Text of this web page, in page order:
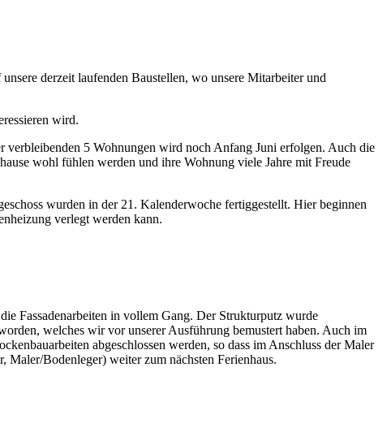
derzeit laufenden Baustellen, wo unsere Mitarbeiter und
wird.
verbleibenden 5 Wohnungen wird noch Anfang Juni erfolgen. Auch die
wohl fühlen werden und ihre Wohnung viele Jahre mit Freude
wurden in der 21. Kalenderwoche fertiggestellt. Hier beginnen
verlegt werden kann.
Fassadenarbeiten in vollem Gang. Der Strukturputz wurde
welches wir vor unserer Ausführung bemustert haben. Auch im
abgeschlossen werden, so dass im Anschluss der Maler
Bodenleger) weiter zum nächsten Ferienhaus.